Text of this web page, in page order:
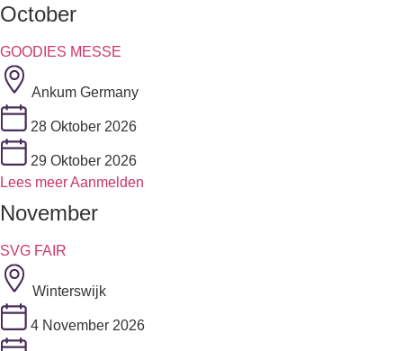
October
GOODIES MESSE
Ankum Germany
28 Oktober 2026
29 Oktober 2026
Lees meerAanmelden
November
SVG FAIR
Winterswijk
4 November 2026